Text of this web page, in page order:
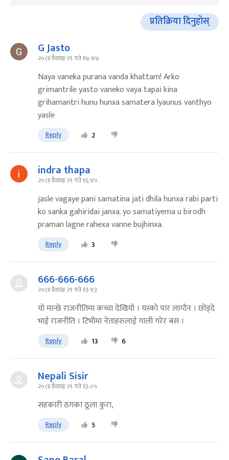
प्रतिक्रिया दिनुहोस्
G Jasto
२०८१ वैशाख २९ गते १७:४७
Naya vaneka purana vanda khattam! Arko
grimantrile yasto vaneko vaya tapai kina
grihamantri hunu hunxa samatera lyaunus vanthyo
yasle
Reply 2
indra thapa
२०८१ वैशाख २९ गते १६:४०
jasle vagaye pani samatina jati dhila hunxa rabi parti
ko sanka gahiridai janxa. yo samatiyema u birodh
praman lagne rahexa vanne bujhinxa.
Reply 3
666-666-666
२०८१ वैशाख २९ गते १३:४३
यो मान्छे राजनीतिमा कच्चा देखियो । यस्को पार लाग्दैन । छोड्दे
भाई राजनीति । टिभीमा नेताहरुलाई गाली गरेर बस ।
Reply 13 6
Nepali Sisir
२०८१ वैशाख २९ गते १३:०५
सहकारी ठगका ठूला कुरा,
Reply 5